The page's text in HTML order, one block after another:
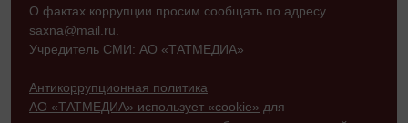
О фактах коррупции просим сообщать по адресу
saxna@mail.ru.
Учредитель СМИ: АО «ТАТМЕДИА»
Антикоррупционная политика
АО «ТАТМЕДИА» использует «cookie» для